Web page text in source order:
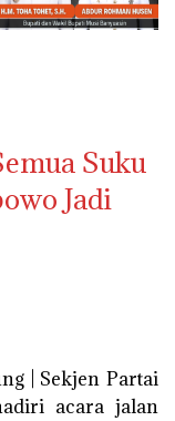
Suku
Jadi
| Sekjen Partai
acara jalan